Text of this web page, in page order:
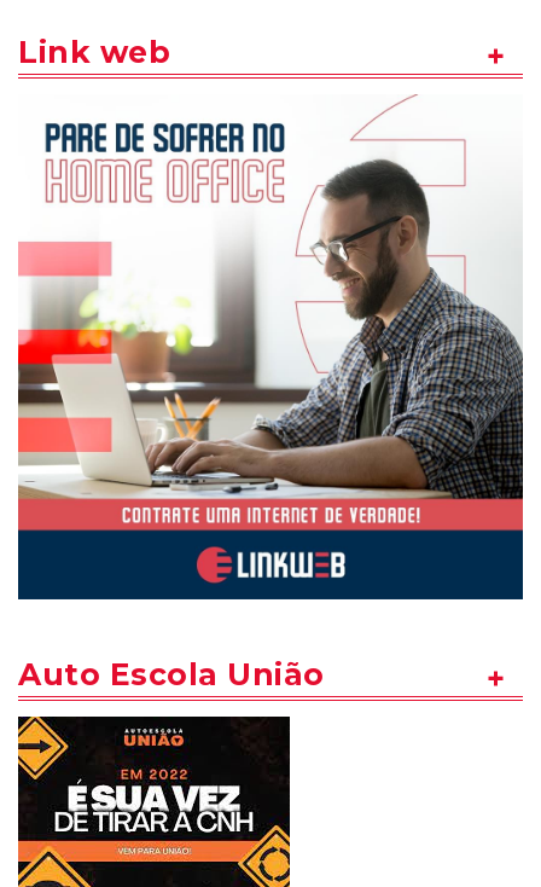
Link web
Auto Escola União